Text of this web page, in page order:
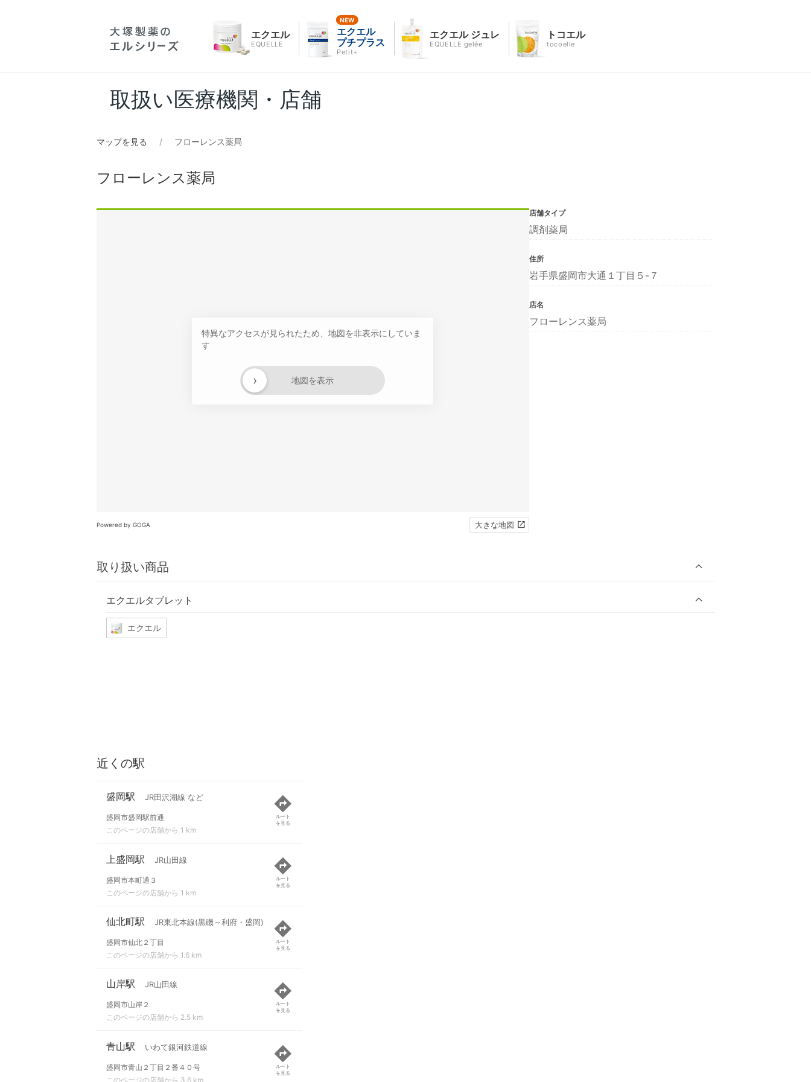
エクエル
EQUELLE
エクエル
プチプラス
Petit+
エクエル ジュレ
EQUELLE gelée
トコエル
tocoelle
取扱い医療機関・店舗
マップを見る フローレンス薬局
フローレンス薬局
特異なアクセスが見られたため、地図を非表示にしていま
す
地図を表示
›
Powered by GOGA 大きな地図
取り扱い商品
エクエルタブレット
エクエル
店舗タイプ
調剤薬局
住所
岩手県盛岡市大通１丁目５-７
店名
フローレンス薬局
近くの駅
盛岡駅 JR田沢湖線 など
盛岡市盛岡駅前通
このページの店舗から 1 km
ルート
を見る
上盛岡駅 JR山田線
盛岡市本町通３
このページの店舗から 1 km
ルート
を見る
仙北町駅 JR東北本線(黒磯～利府・盛岡)
盛岡市仙北２丁目
このページの店舗から 1.6 km
ルート
を見る
山岸駅 JR山田線
盛岡市山岸２
このページの店舗から 2.5 km
ルート
を見る
青山駅 いわて銀河鉄道線
盛岡市青山２丁目２番４０号
このページの店舗から 3.6 km
ルート
を見る